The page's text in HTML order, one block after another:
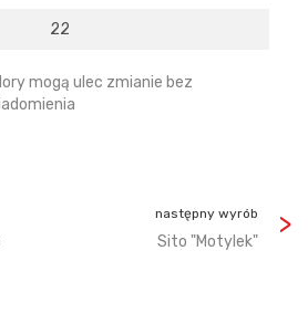
22
mogą ulec zmianie bez
następny wyrób
Sito "Motylek"